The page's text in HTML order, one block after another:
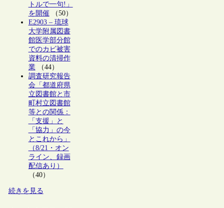
トルで一句!」
を開催（50）
E2903 – 琉球
大学附属図書
館医学部分館
でのカビ被害
資料の清掃作
業（44）
調査研究報告
会「都道府県
立図書館と市
町村立図書館
等との関係：
「支援」と
「協力」の今
とこれから」
（8/21・オン
ライン、録画
配信あり）
（40）
続きを見る